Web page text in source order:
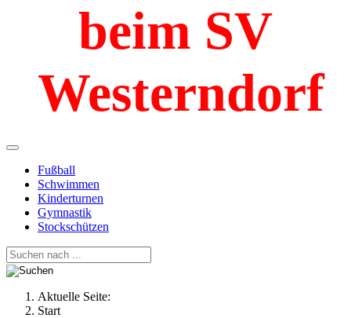
beim SV
Westerndorf
Fußball
Schwimmen
Kinderturnen
Gymnastik
Stockschützen
Aktuelle Seite:
Start